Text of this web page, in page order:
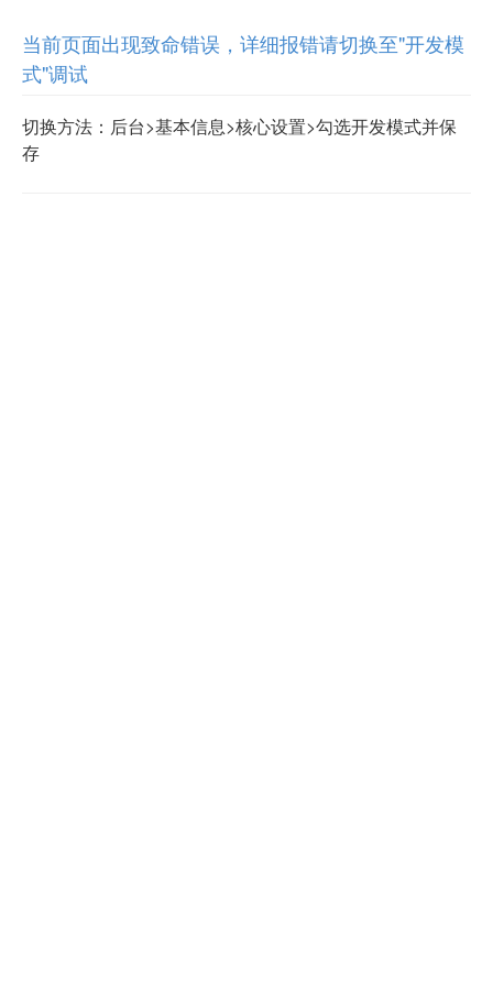
当前页面出现致命错误，详细报错请切换至"开发模
式"调试
切换方法：后台>基本信息>核心设置>勾选开发模式并保
存